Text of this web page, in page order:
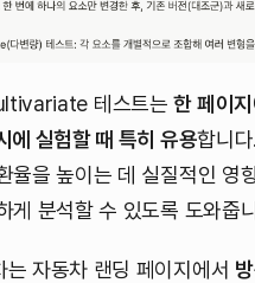
테스트는한 페이
에 실험할 때 특히 유용합니
율을 높이는 데 실질적인 영
게 분석할 수 있도록 도와줍
는 자동차 랜딩 페이지에서